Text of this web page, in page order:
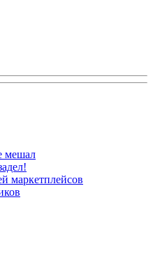
мешал
маркетплейсов